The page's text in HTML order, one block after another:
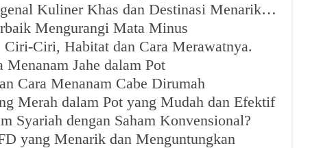
Kuliner Khas dan Destinasi Menarik…
Mengurangi Mata Minus
Ciri, Habitat dan Cara Merawatnya.
Menanam Jahe dalam Pot
Cara Menanam Cabe Dirumah
Merah dalam Pot yang Mudah dan Efektif
Syariah dengan Saham Konvensional?
yang Menarik dan Menguntungkan